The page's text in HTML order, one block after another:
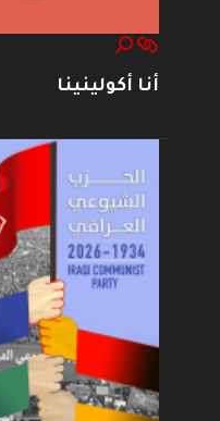
أنا أكولينينا